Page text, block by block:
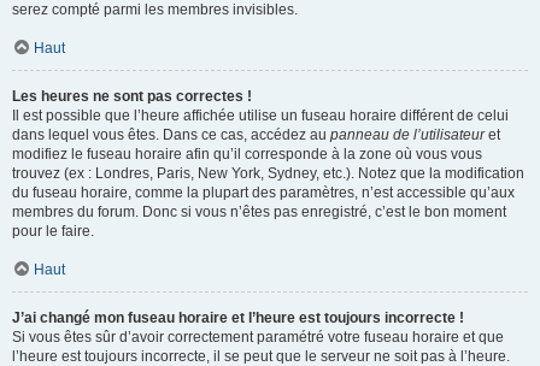
serez compté parmi les membres invisibles.
Haut
Les heures ne sont pas correctes !
Il est possible que l’heure affichée utilise un fuseau horaire différent de celui
dans lequel vous êtes. Dans ce cas, accédez au panneau de l’utilisateuret
modifiez le fuseau horaire afin qu’il corresponde à la zone où vous vous
trouvez (ex : Londres, Paris, New York, Sydney, etc.). Notez que la modification
du fuseau horaire, comme la plupart des paramètres, n’est accessible qu’aux
membres du forum. Donc si vous n’êtes pas enregistré, c’est le bon moment
pour le faire.
Haut
J’ai changé mon fuseau horaire et l’heure est toujours incorrecte !
Si vous êtes sûr d’avoir correctement paramétré votre fuseau horaire et que
l’heure est toujours incorrecte, il se peut que le serveur ne soit pas à l’heure.